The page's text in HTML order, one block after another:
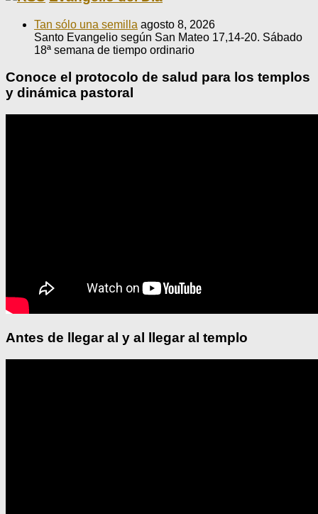
Tan sólo una semilla agosto 8, 2026
Santo Evangelio según San Mateo 17,14-20. Sábado
18ª semana de tiempo ordinario
Conoce el protocolo de salud para los templos
y dinámica pastoral
Antes de llegar al y al llegar al templo